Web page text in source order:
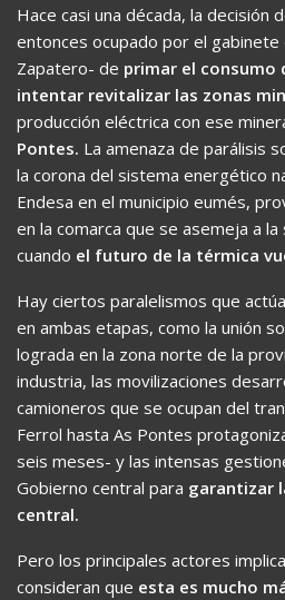
Hace casi una década, la decisión
entonces ocupado por el gabinete
Zapatero- de primar el consumo
intentar revitalizar las zonas
producción eléctrica con ese
Pontes. La amenaza de parálisis
la corona del sistema energético
Endesa en el municipio eumés,
en la comarca que se asemeja a
cuando el futuro de la térmica
Hay ciertos paralelismos que
en ambas etapas, como la unión
lograda en la zona norte de la
industria, las movilizaciones
camioneros que se ocupan del
Ferrol hasta As Pontes
seis meses- y las intensas
Gobierno central para garantizar
central.
Pero los principales actores
consideran que esta es mucho